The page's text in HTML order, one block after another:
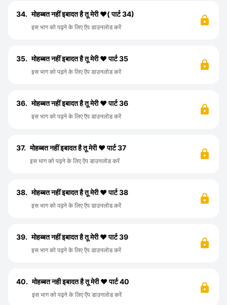
34. मोहब्बत नहीं इबादत है तू मेरी ❤️( पार्ट 34)
इस भाग को पढ़ने के लिए ऍप डाउनलोड करें
35. मोहब्बत नहीं इबादत है तू मेरी ❤️ पार्ट 35
इस भाग को पढ़ने के लिए ऍप डाउनलोड करें
36. मोहब्बत नहीं इबादत है तू मेरी ❤️ पार्ट 36
इस भाग को पढ़ने के लिए ऍप डाउनलोड करें
37. मोहब्बत नहीं इबादत है तू मेरी ❤️ पार्ट 37
इस भाग को पढ़ने के लिए ऍप डाउनलोड करें
38. मोहब्बत नहीं इबादत है तू मेरी ❤️ पार्ट 38
इस भाग को पढ़ने के लिए ऍप डाउनलोड करें
39. मोहब्बत नहीं इबादत है तू मेरी ❤️ पार्ट 39
इस भाग को पढ़ने के लिए ऍप डाउनलोड करें
40. मोहब्बत नही इबादत है तू मेरी ❤️ पार्ट 40
इस भाग को पढ़ने के लिए ऍप डाउनलोड करें